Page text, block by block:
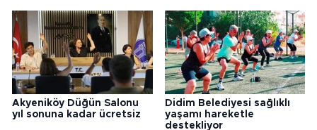
Akyeniköy Düğün Salonu
yıl sonuna kadar ücretsiz
Didim Belediyesi sağlıklı
yaşamı hareketle
destekliyor